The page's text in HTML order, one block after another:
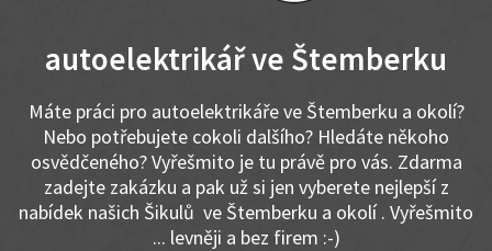
autoelektrikář ve Štemberku
Máte práci pro autoelektrikáře ve Štemberku a okolí?
Nebo potřebujete cokoli dalšího? Hledáte někoho
osvědčeného? Vyřešmito je tu právě pro vás. Zdarma
zadejte zakázku a pak už si jen vyberete nejlepší z
nabídek našich Šikulů ve Štemberku a okolí . Vyřešmito
... levněji a bez firem :-)